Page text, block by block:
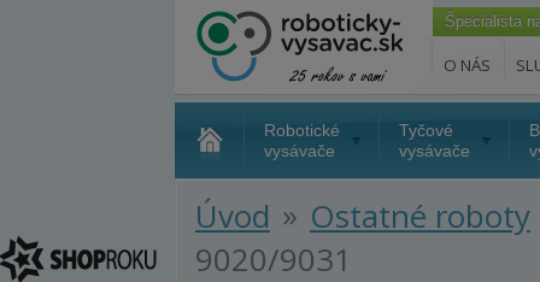
Špecialista
O NÁS
Robotické
vysávače
Tyčové
vysávače
Úvod » Ostatné roboty
9020/9031